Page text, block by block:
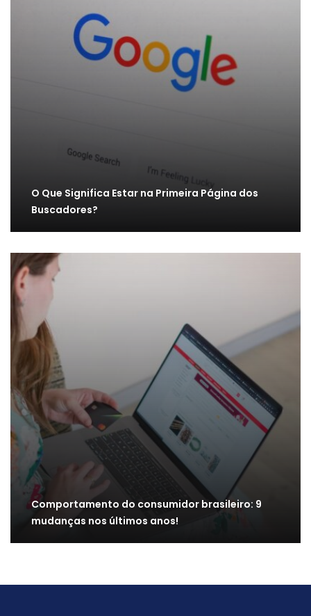
O Que Significa Estar na Primeira Página dos
Buscadores?
Comportamento do consumidor brasileiro: 9
mudanças nos últimos anos!